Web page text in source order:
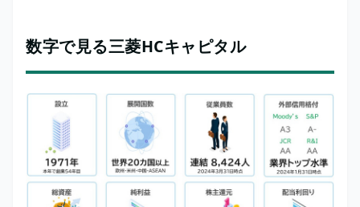
数字で見る三菱HCキャピタル